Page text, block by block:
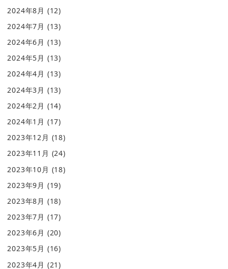
2024年8月 (12)
2024年7月 (13)
2024年6月 (13)
2024年5月 (13)
2024年4月 (13)
2024年3月 (13)
2024年2月 (14)
2024年1月 (17)
2023年12月 (18)
2023年11月 (24)
2023年10月 (18)
2023年9月 (19)
2023年8月 (18)
2023年7月 (17)
2023年6月 (20)
2023年5月 (16)
2023年4月 (21)